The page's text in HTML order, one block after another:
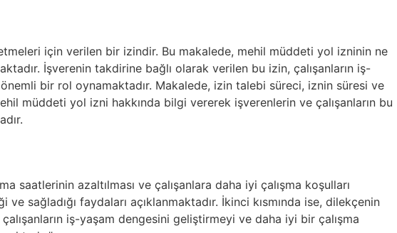
için verilen bir izindir. Bu makalede, mehil müddeti yol izninin ne
İşverenin takdirine bağlı olarak verilen bu izin, çalışanların iş-
bir rol oynamaktadır. Makalede, izin talebi süreci, iznin süresi ve
müddeti yol izni hakkında bilgi vererek işverenlerin ve çalışanların bu
saatlerinin azaltılması ve çalışanlara daha iyi çalışma koşulları
sağladığı faydaları açıklanmaktadır. İkinci kısmında ise, dilekçenin
iş-yaşam dengesini geliştirmeyi ve daha iyi bir çalışma